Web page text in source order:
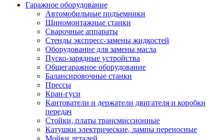
Гаражное оборудование
Автомобильные подъемники
Шиномонтажные станки
Сварочные аппараты
Стенды экспресс-замены жидкостей
Оборудование для замены масла
Пуско-зарядные устройства
Общегаражное оборудование
Балансировочные станки
Прессы
Кран-гуси
Кантователи и держатели двигателя и коробки
передач
Стойки, платы трансмиссионные
Катушки электрические, лампы переносные
Мойки деталей